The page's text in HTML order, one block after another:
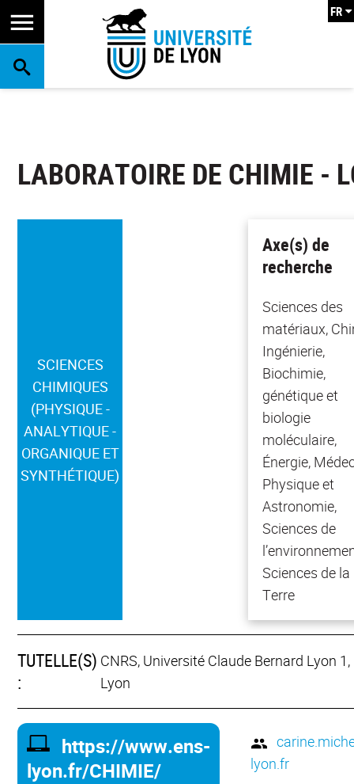
RECHERCHE
FR
LABORATOIRE DE CHIMIE -
https://www.ens-
lyon.fr/CHIMIE/
TUTELLE(S)
:
CNRS, Université Claude Bernard Lyon 1,
Lyon
Axe(s) de
recherche
Sciences des
matériaux,
Ingénierie,
Biochimie,
génétique et
biologie
moléculaire,
Énergie,
Physique et
Astronomie,
Sciences de
Sciences de la
Terre
SCIENCES
CHIMIQUES
(PHYSIQUE -
ANALYTIQUE -
ORGANIQUE ET
SYNTHÉTIQUE)
lyon.fr